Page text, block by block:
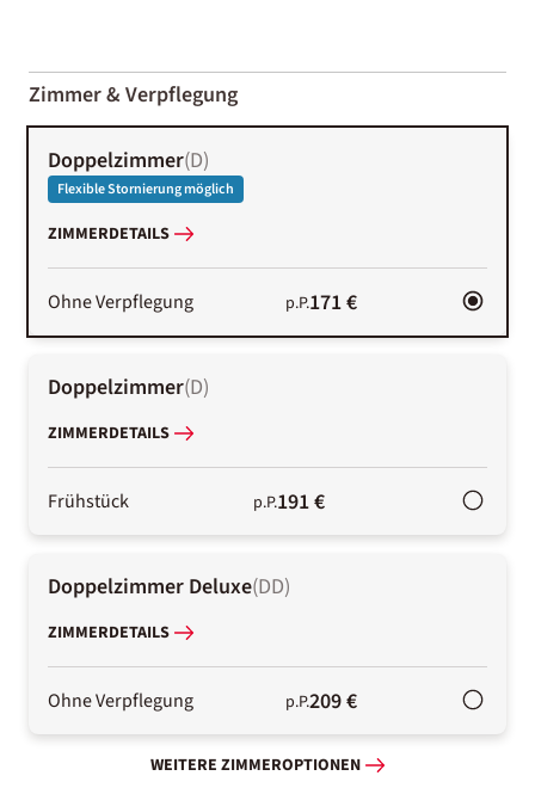
01-02
Zimmer & Verpflegung
Doppelzimmer(D)
Flexible Stornierung möglich
ZIMMERDETAILS
Ohne Verpflegung p.P.171 €
Doppelzimmer(D)
ZIMMERDETAILS
Frühstück p.P.191 €
Doppelzimmer Deluxe(DD)
ZIMMERDETAILS
Ohne Verpflegung p.P.209 €
WEITERE ZIMMEROPTIONEN